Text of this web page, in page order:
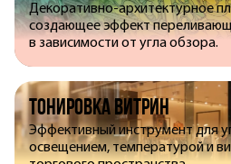
Декоративно-архитектурное
создающее эффект
в зависимости от угла обзора.
Тонировка витрин
Эффективный инструмент для
освещением, температурой и